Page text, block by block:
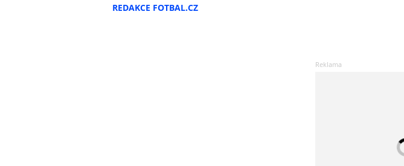
REDAKCE FOTBAL.CZ